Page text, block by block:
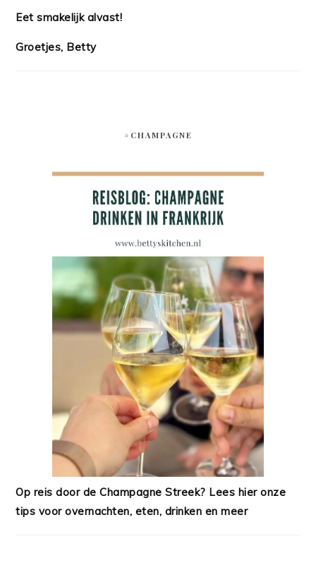
Eet smakelijk alvast!
Groetjes, Betty
#CHAMPAGNE
Op reis door de Champagne Streek? Lees hier onze
tips voor overnachten, eten, drinken en meer